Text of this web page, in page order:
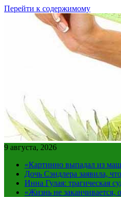
Перейти к содержимому
9 августа, 2026
«Картинно выпадал из
Дочь Сэндлера заявила,
Инна Гулая: трагическая
«Жизнь не заканчивается,